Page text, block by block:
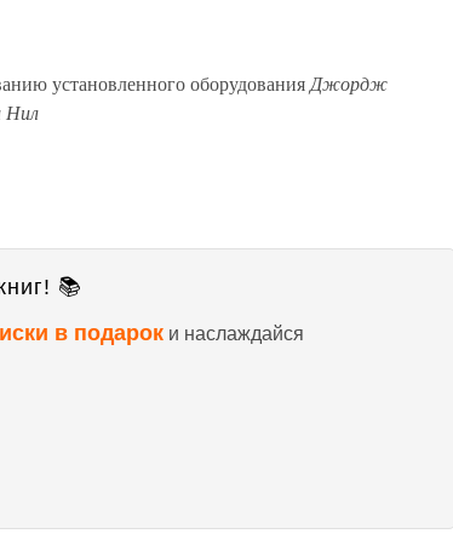
установленного оборудования Джордж
Нил
📚
в подарок и наслаждайся